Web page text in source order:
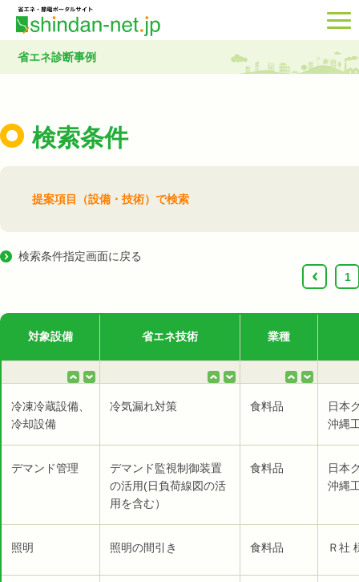
省エネ診断事例
検索条件
提案項目（設備・技術）で検索
検索条件指定画面に戻る
‹
1
対象設備 省エネ技術 業種
冷凍冷蔵設備、
冷却設備
冷気漏れ対策 食料品
日本
沖縄
デマンド管理
デマンド監視制御装置
の活用(日負荷線図の活
用を含む）
食料品
日本
沖縄
照明 照明の間引き 食料品 Ｒ社